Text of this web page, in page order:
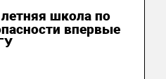
школа по
впервые